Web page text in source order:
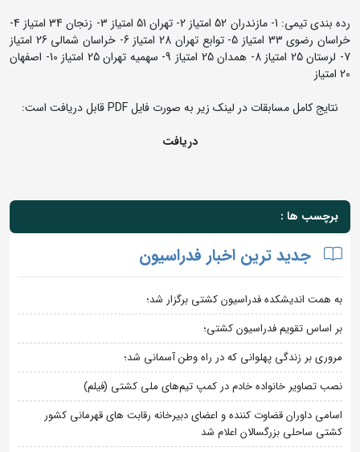
رده بندی تیمی: 1- مازندران 52 امتیاز 2- تهران 51 امتیاز 3- زنجان 34 امتیاز 4-
خراسان رضوی 33 امتیاز 5- توابع تهران 28 امتیاز 6- خراسان شمالی 26 امتیاز
7- لرستان 25 امتیاز 8- همدان 25 امتیاز 9- سهمیه تهران 25 امتیاز 10- اصفهان
20 امتیاز
نتایج کامل مسابقات در لینک زیر به صورت فایل PDF قابل دریافت است:
دریافت
برچسب ها :
جدید ترین اخبار فدراسیون
به همت اندیشکده فدراسیون کشتی برگزار شد؛
بر اساس تقویم فدراسیون کشتی؛
مروری بر زندگی پهلوانی که در راه وطن آسمانی شد؛
نصب تصاویر خانواده خادم در کمپ تیم‌های ملی کشتی (فیلم)
اسامی داوران قضاوت کننده و اعضای دبیرخانه رقابت های قهرمانی کشور
کشتی ساحلی بزرگسالان اعلام شد